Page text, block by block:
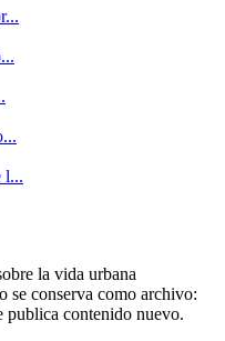
l...
la vida urbana
se conserva como archivo:
publica contenido nuevo.